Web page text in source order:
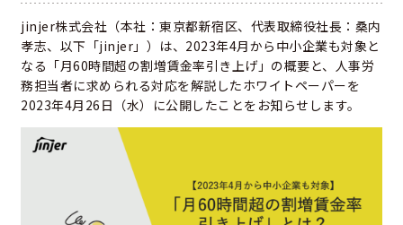
jinjer株式会社（本社：東京都新宿区、代表取締役社長：桑内
孝志、以下「jinjer」）は、2023年4月から中小企業も対象と
なる「月60時間超の割増賃金率引き上げ」の概要と、人事労
務担当者に求められる対応を解説したホワイトペーパーを
2023年4月26日（水）に公開したことをお知らせします。